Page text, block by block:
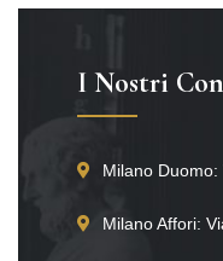
I Nostri
Milano
Milano Affori: